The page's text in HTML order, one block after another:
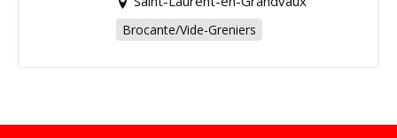
Brocante/Vide-Greniers